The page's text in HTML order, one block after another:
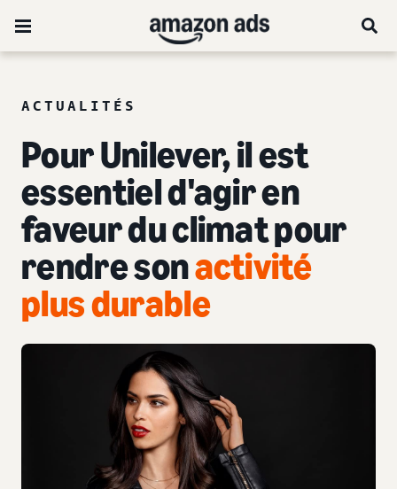
ACTUALITÉS
Pour Unilever, il est
essentiel d'agir en
faveur du climat pour
rendre sonactivité
plus durable